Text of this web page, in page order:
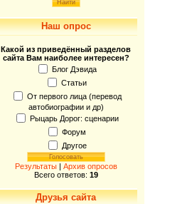
Наш опрос
Какой из приведённый разделов
сайта Вам наиболее интересен?
Блог Дэвида
Статьи
От первого лица (перевод
автобиографии и др)
Рыцарь Дорог: сценарии
Форум
Другое
Результаты| Архив опросов
Всего ответов: 19
Друзья сайта